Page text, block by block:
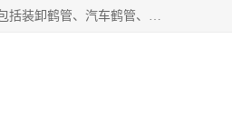
江苏国胜石化装备科技有限公司生产的产品广泛的应用于石油、石化等行业中，产品种类齐全，其中包括装卸鹤管、汽车鹤管、火车鹤管、装车鹤管、卸车鹤管、上装鹤管、下装鹤管、lng鹤管、发油鹤管、液氨鹤管、液化气鹤管等，我们生产的产品质量上乘，价格实惠，服务好，买鹤管就到国胜石化装备！